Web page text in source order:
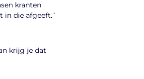
kranten
in die afgeeft.”
krijg je dat